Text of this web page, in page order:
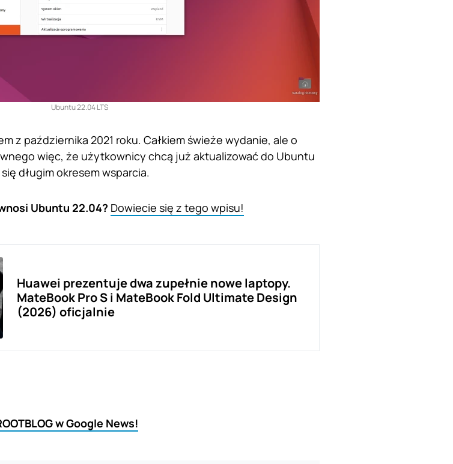
Ubuntu 22.04 LTS
z października 2021 roku. Całkiem świeże wydanie, ale o
więc, że użytkownicy chcą już aktualizować do Ubuntu
długim okresem wsparcia.
Ubuntu 22.04? Dowiecie się z tego wpisu!
Huawei prezentuje dwa zupełnie nowe laptopy.
MateBook Pro S i MateBook Fold Ultimate Design
(2026) oficjalnie
w Google News!